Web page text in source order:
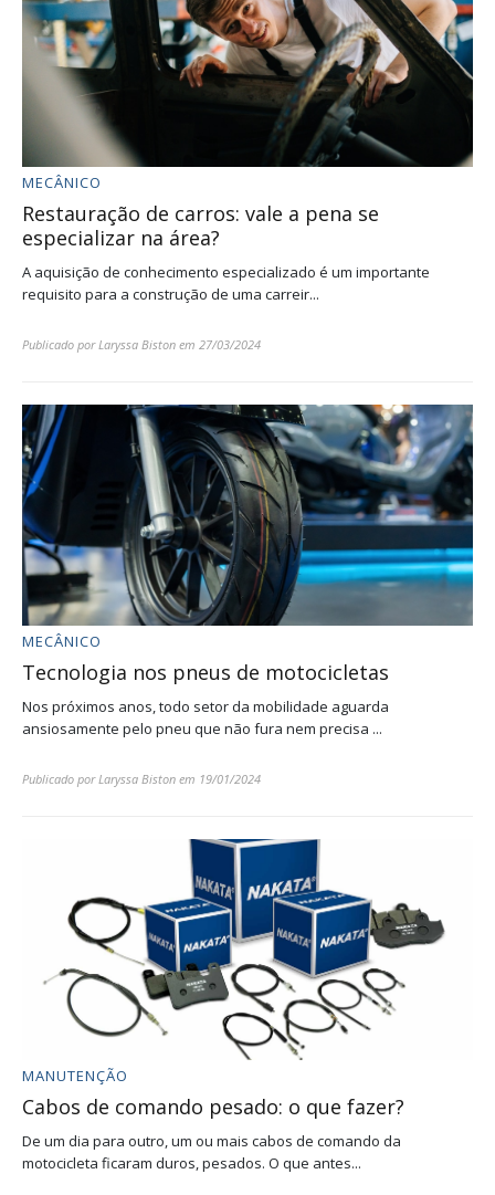
MECÂNICO
Restauração de carros: vale a pena se
especializar na área?
A aquisição de conhecimento especializado é um importante
requisito para a construção de uma carreir...
Publicado porLaryssa Biston em 27/03/2024
MECÂNICO
Tecnologia nos pneus de motocicletas
Nos próximos anos, todo setor da mobilidade aguarda
ansiosamente pelo pneu que não fura nem precisa ...
Publicado porLaryssa Biston em 19/01/2024
MANUTENÇÃO
Cabos de comando pesado: o que fazer?
De um dia para outro, um ou mais cabos de comando da
motocicleta ficaram duros, pesados. O que antes...